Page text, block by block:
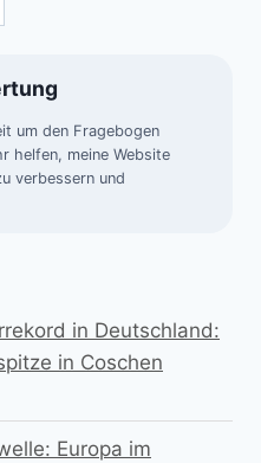
um den Fragebogen
helfen, meine Website
verbessern und
in Deutschland:
in Coschen
Europa im